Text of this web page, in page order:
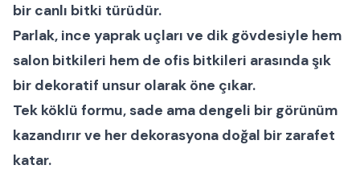
bir canlı bitki türüdür.
Parlak, ince yaprak uçları ve dik gövdesiyle hem
salon bitkileri hem de ofis bitkileri arasında şık
bir dekoratif unsur olarak öne çıkar.
Tek köklü formu, sade ama dengeli bir görünüm
kazandırır ve her dekorasyona doğal bir zarafet
katar.